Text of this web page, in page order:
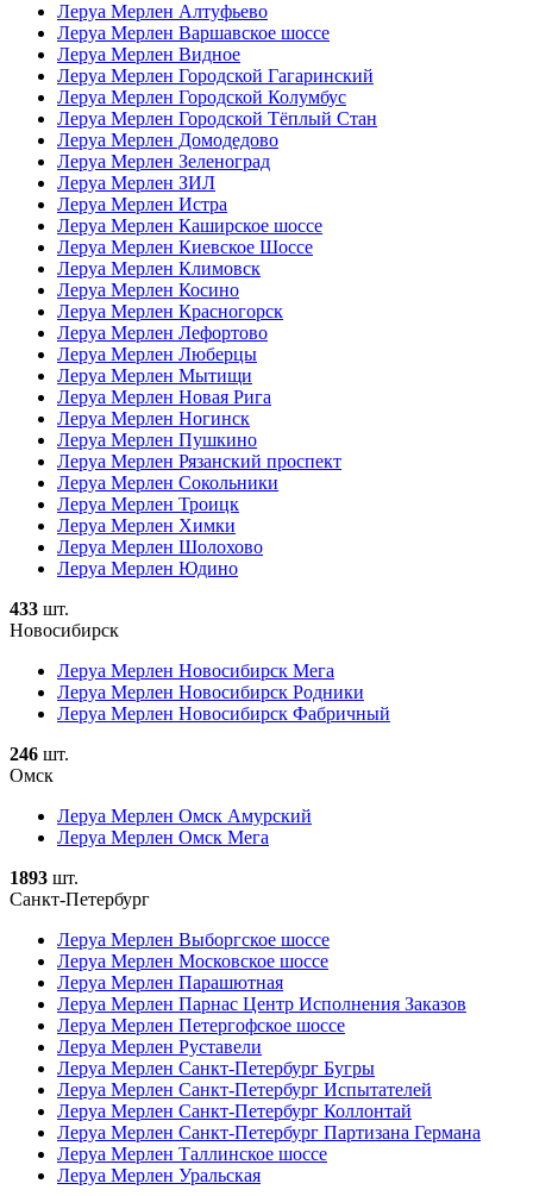
Леруа Мерлен Алтуфьево
Леруа Мерлен Варшавское шоссе
Леруа Мерлен Видное
Леруа Мерлен Городской Гагаринский
Леруа Мерлен Городской Колумбус
Леруа Мерлен Городской Тёплый Стан
Леруа Мерлен Домодедово
Леруа Мерлен Зеленоград
Леруа Мерлен ЗИЛ
Леруа Мерлен Истра
Леруа Мерлен Каширское шоссе
Леруа Мерлен Киевское Шоссе
Леруа Мерлен Климовск
Леруа Мерлен Косино
Леруа Мерлен Красногорск
Леруа Мерлен Лефортово
Леруа Мерлен Люберцы
Леруа Мерлен Мытищи
Леруа Мерлен Новая Рига
Леруа Мерлен Ногинск
Леруа Мерлен Пушкино
Леруа Мерлен Рязанский проспект
Леруа Мерлен Сокольники
Леруа Мерлен Троицк
Леруа Мерлен Химки
Леруа Мерлен Шолохово
Леруа Мерлен Юдино
433 шт.
Новосибирск
Леруа Мерлен Новосибирск Мега
Леруа Мерлен Новосибирск Родники
Леруа Мерлен Новосибирск Фабричный
246 шт.
Омск
Леруа Мерлен Омск Амурский
Леруа Мерлен Омск Мега
1893 шт.
Санкт-Петербург
Леруа Мерлен Выборгское шоссе
Леруа Мерлен Московское шоссе
Леруа Мерлен Парашютная
Леруа Мерлен Парнас Центр Исполнения Заказов
Леруа Мерлен Петергофское шоссе
Леруа Мерлен Руставели
Леруа Мерлен Санкт-Петербург Бугры
Леруа Мерлен Санкт-Петербург Испытателей
Леруа Мерлен Санкт-Петербург Коллонтай
Леруа Мерлен Санкт-Петербург Партизана Германа
Леруа Мерлен Таллинское шоссе
Леруа Мерлен Уральская